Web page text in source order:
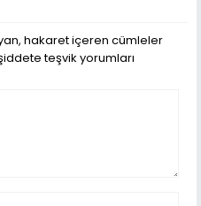
hakaret içeren cümleler
teşvik yorumları